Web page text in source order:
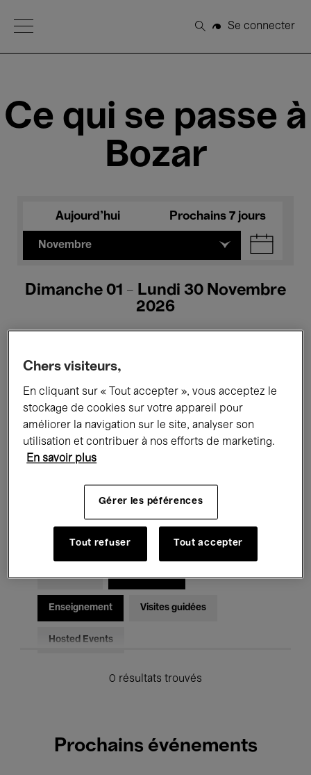
Open Menu
Rechercher
Se connecter
Ce qui se passe à
Bozar
Aujourd'hui Prochains 7 jours
Novembre
Dimanche 01 - Lundi 30 Novembre
2026
Tous les événements Concerts
Expositions Films Performances
Rencontres & Débats
Musique classique Global Music
Musique électronique
Pour tous Kids’ Palace
Enseignement Visites guidées
Hosted Events
0 résultats trouvés
Prochains événements
Chers visiteurs,
En cliquant sur « Tout accepter », vous acceptez le
stockage de cookies sur votre appareil pour
améliorer la navigation sur le site, analyser son
utilisation et contribuer à nos efforts de marketing.
En savoir plus
Gérer les péférences
Tout refuser Tout accepter